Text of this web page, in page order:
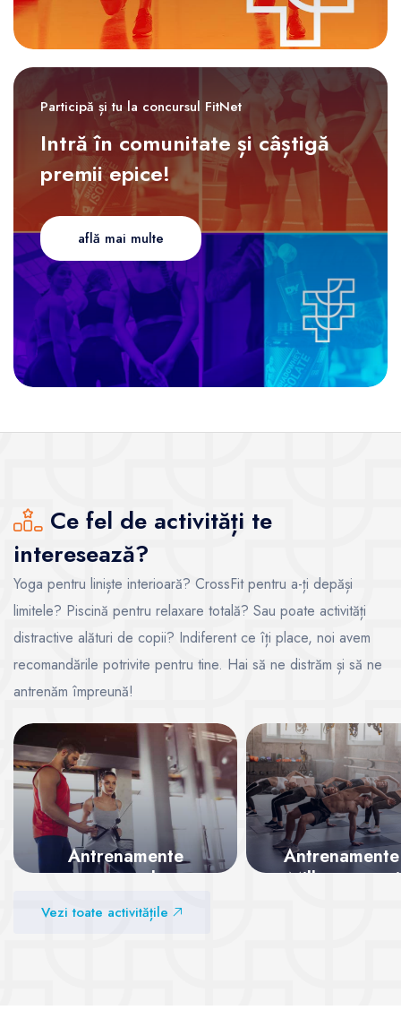
Participă și tu la concursul FitNet
Intră în comunitate și câștigă
premii epice!
află mai multe
Ce fel de activități te
interesează?
Yoga pentru liniște interioară? CrossFit pentru a-ți depăși
limitele? Piscină pentru relaxare totală? Sau poate activități
distractive alături de copii? Indiferent ce îți place, noi avem
recomandările potrivite pentru tine. Hai să ne distrăm și să ne
antrenăm împreună!
Antrenamente
personale
Mills –
Vezi toate activitățile